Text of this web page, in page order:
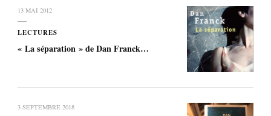
13 MAI 2012
LECTURES
« La séparation » de Dan Franck…
3 SEPTEMBRE 2018